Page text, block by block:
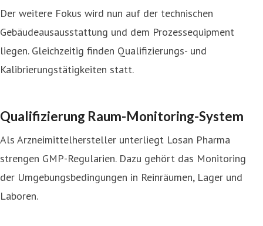
Der weitere Fokus wird nun auf der technischen
Gebäudeausausstattung und dem Prozessequipment
liegen. Gleichzeitig finden Qualifizierungs- und
Kalibrierungstätigkeiten statt.
Qualifizierung Raum-Monitoring-System
Als Arzneimittelhersteller unterliegt Losan Pharma
strengen GMP-Regularien. Dazu gehört das Monitoring
der Umgebungsbedingungen in Reinräumen, Lager und
Laboren.